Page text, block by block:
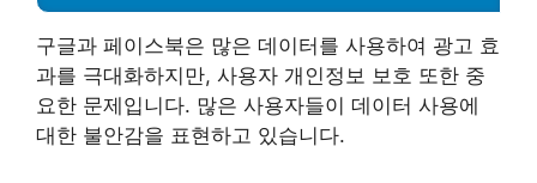
구글과 페이스북은 많은 데이터를 사용하여 광고 효
과를 극대화하지만, 사용자 개인정보 보호 또한 중
요한 문제입니다. 많은 사용자들이 데이터 사용에
대한 불안감을 표현하고 있습니다.